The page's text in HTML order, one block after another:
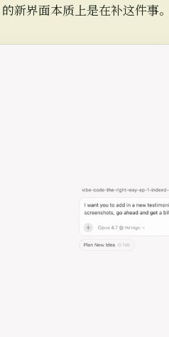
界面本质上是在补这件事。